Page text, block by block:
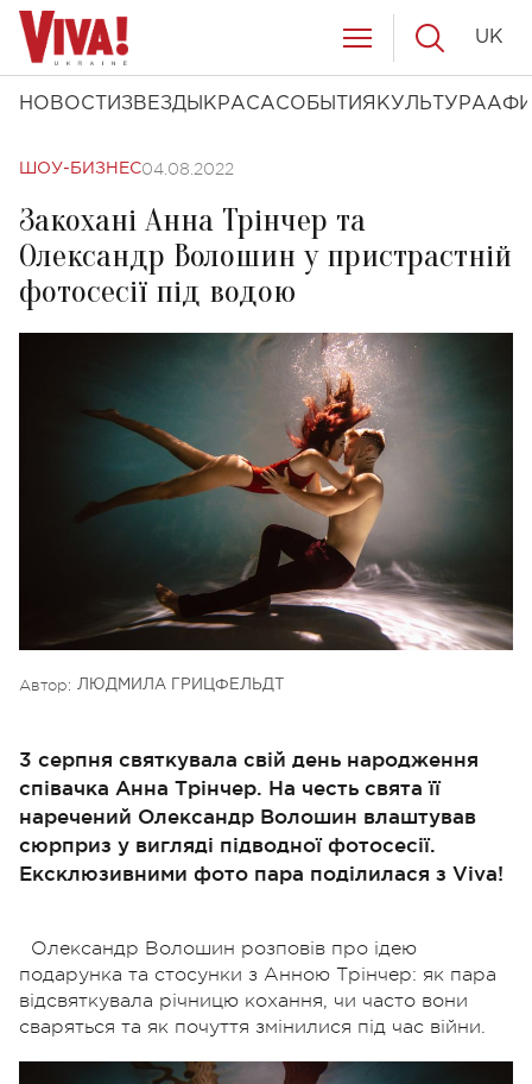
НОВОСТИ ЗВЕЗДЫ КРАСАСОБЫТИЯ КУЛЬТУРА
UK
ШОУ-БИЗНЕС04.08.2022
Закохані Анна Трінчер та
Олександр Волошин у пристрастній
фотосесії під водою
Автор: ЛЮДМИЛА ГРИЦФЕЛЬДТ
3 серпня святкувала свій день народження
співачка Анна Трінчер. На честь свята її
наречений Олександр Волошин влаштував
сюрприз у вигляді підводної фотосесії.
Ексклюзивними фото пара поділилася з Viva!
Олександр Волошин розповів про ідею
подарунка та стосунки з Анною Трінчер: як пара
відсвяткувала річницю кохання, чи часто вони
сваряться та як почуття змінилися під час війни.